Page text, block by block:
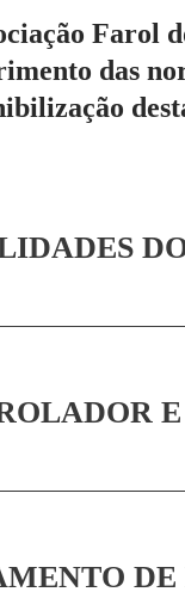
Farol
das